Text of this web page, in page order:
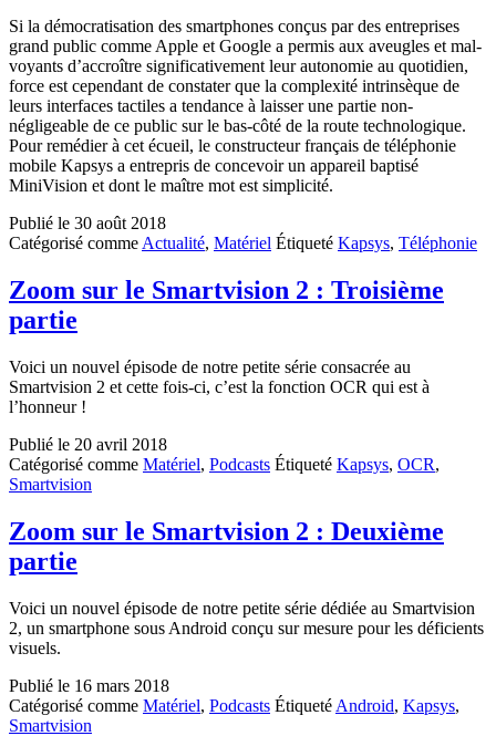
Si la démocratisation des smartphones conçus par des entreprises
grand public comme Apple et Google a permis aux aveugles et mal-
voyants d’accroître significativement leur autonomie au quotidien,
force est cependant de constater que la complexité intrinsèque de
leurs interfaces tactiles a tendance à laisser une partie non-
négligeable de ce public sur le bas-côté de la route technologique.
Pour remédier à cet écueil, le constructeur français de téléphonie
mobile Kapsys a entrepris de concevoir un appareil baptisé
MiniVision et dont le maître mot est simplicité.
Publié le 30 août 2018
Catégorisé comme Actualité, Matériel Étiqueté Kapsys, Téléphonie
Zoom sur le Smartvision 2 : Troisième
partie
Voici un nouvel épisode de notre petite série consacrée au
Smartvision 2 et cette fois-ci, c’est la fonction OCR qui est à
l’honneur !
Publié le 20 avril 2018
Catégorisé comme Matériel, Podcasts Étiqueté Kapsys, OCR,
Smartvision
Zoom sur le Smartvision 2 : Deuxième
partie
Voici un nouvel épisode de notre petite série dédiée au Smartvision
2, un smartphone sous Android conçu sur mesure pour les déficients
visuels.
Publié le 16 mars 2018
Catégorisé comme Matériel, Podcasts Étiqueté Android, Kapsys,
Smartvision